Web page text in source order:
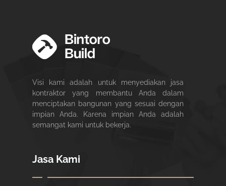
Visi kami adalah untuk menyediakan jasa
kontraktor yang membantu Anda dalam
menciptakan bangunan yang sesuai dengan
impian Anda. Karena impian Anda adalah
semangat kami untuk bekerja.
Jasa Kami